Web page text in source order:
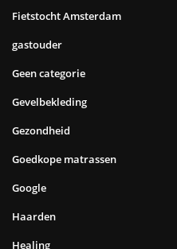
Fietstocht Amsterdam
gastouder
Geen categorie
Gevelbekleding
Gezondheid
Goedkope matrassen
Google
Haarden
Healing